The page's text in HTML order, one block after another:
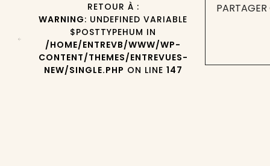
RETOUR À :
WARNING: UNDEFINED VARIABLE
$POSTTYPEHUM IN
/HOME/ENTREVB/WWW/WP-
CONTENT/THEMES/ENTREVUES-
NEW/SINGLE.PHP ON LINE 147